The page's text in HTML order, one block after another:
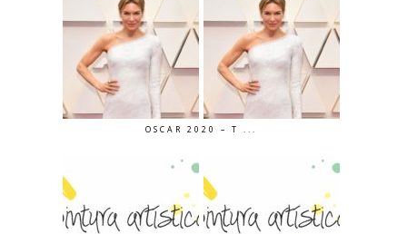
OSCAR 2020 – T ...